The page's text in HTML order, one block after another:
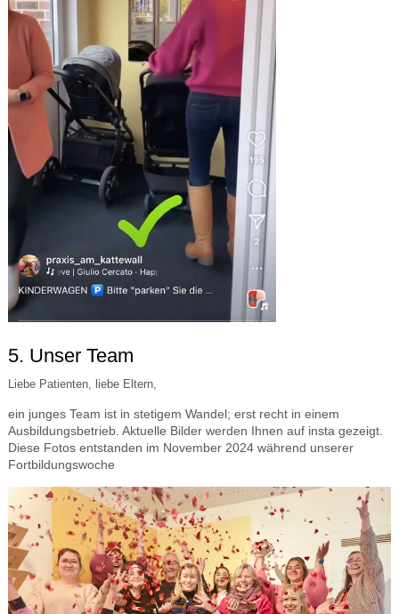
5. Unser Team
Liebe Patienten, liebe Eltern,
ein junges Team ist in stetigem Wandel; erst recht in einem
Ausbildungsbetrieb. Aktuelle Bilder werden Ihnen auf insta gezeigt.
Diese Fotos entstanden im November 2024 während unserer
Fortbildungswoche